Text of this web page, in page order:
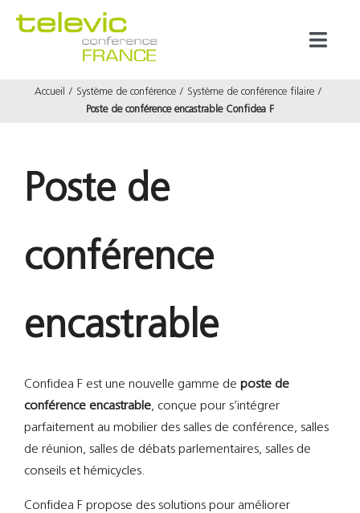
Accueil Système de conférence
Système de conférence filaire
Poste de conférence encastrable Confidea F
Poste de
conférence
encastrable
Confidea F est une nouvelle gamme de poste de
conférence encastrable, conçue pour s’intégrer
parfaitement au mobilier des salles de conférence, salles
de réunion, salles de débats parlementaires, salles de
conseils et hémicycles.
Confidea F propose des solutions pour améliorer